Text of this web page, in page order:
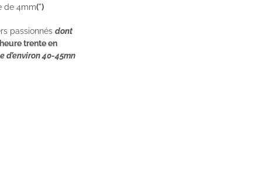
de 4mm(*)
passionnésdont
trente en
d’environ 40-45mn